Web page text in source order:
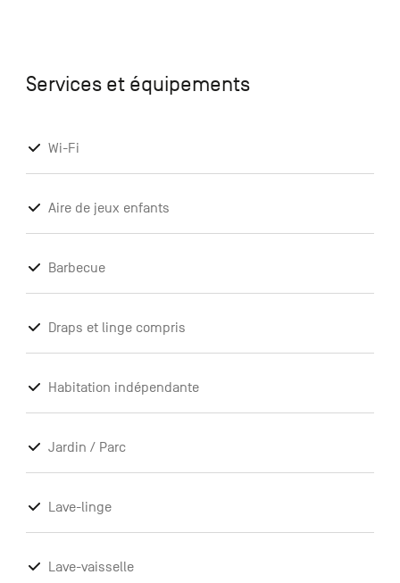
Services et équipements
Wi-Fi
Aire de jeux enfants
Barbecue
Draps et linge compris
Habitation indépendante
Jardin / Parc
Lave-linge
Lave-vaisselle